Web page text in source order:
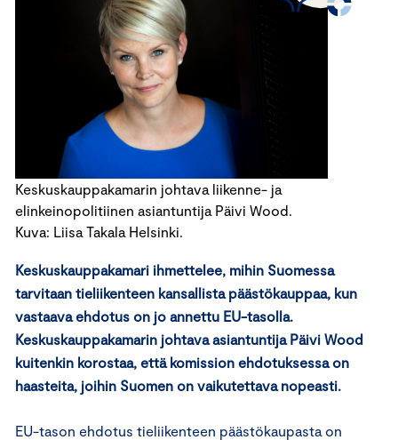
Keskuskauppakamarin johtava liikenne- ja
elinkeinopolitiinen asiantuntija Päivi Wood.
Kuva: Liisa Takala Helsinki.
Keskuskauppakamari ihmettelee, mihin Suomessa
tarvitaan tieliikenteen kansallista päästökauppaa, kun
vastaava ehdotus on jo annettu EU-tasolla.
Keskuskauppakamarin johtava asiantuntija Päivi Wood
kuitenkin korostaa, että komission ehdotuksessa on
haasteita, joihin Suomen on vaikutettava nopeasti.
EU-tason ehdotus tieliikenteen päästökaupasta on